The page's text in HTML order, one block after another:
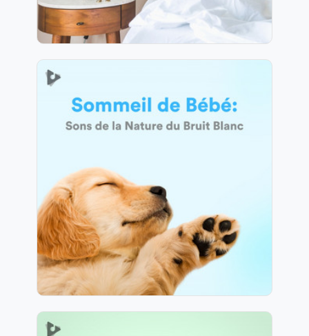
Sommeil de Bébé: Sons de la
Nature du Bruit Blanc
Jouer
29 suiveurs